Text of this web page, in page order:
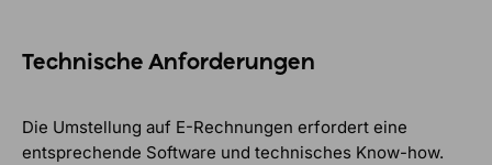
Technische Anforderungen
Die Umstellung auf E-Rechnungen erfordert eine
entsprechende Software und technisches Know-how.